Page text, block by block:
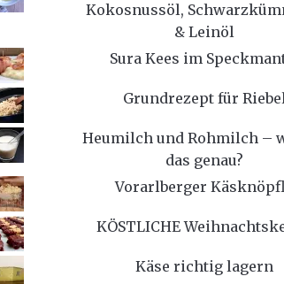
Kokosnussöl,
& Leinöl
Sura Kees im
Grundrezept für
Heumilch und Rohmilch –
das genau?
Vorarlberger
KÖSTLICHE
Käse richtig lagern